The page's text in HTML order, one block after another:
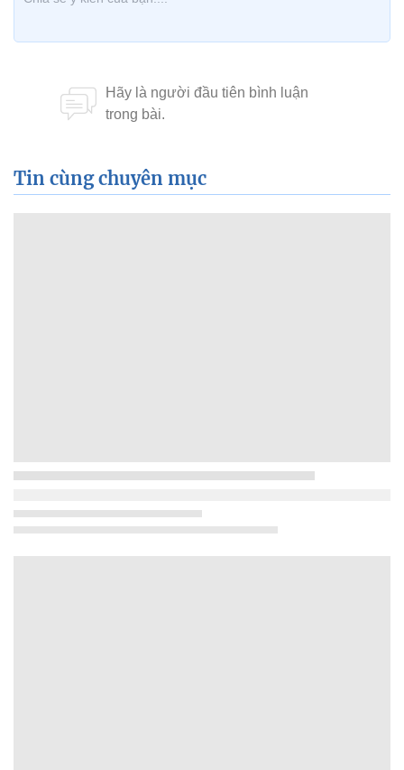
Tin cùng chuyên mục